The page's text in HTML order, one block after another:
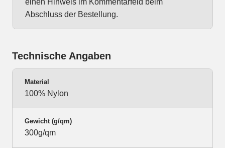
einen Hinweis im Kommentarfeld beim
Abschluss der Bestellung.
Technische Angaben
Material
100% Nylon
Gewicht (g/qm)
300g/qm